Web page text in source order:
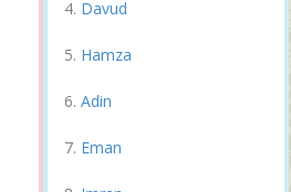
Davud
Hamza
Adin
Eman